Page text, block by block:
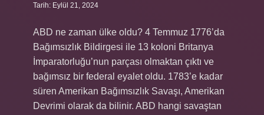
Tarih: Eylül 21, 2024
ABD ne zaman ülke oldu? 4 Temmuz 1776’da
Bağımsızlık Bildirgesi ile 13 koloni Britanya
İmparatorluğu’nun parçası olmaktan çıktı ve
bağımsız bir federal eyalet oldu. 1783’e kadar
süren Amerikan Bağımsızlık Savaşı, Amerikan
Devrimi olarak da bilinir. ABD hangi savaştan